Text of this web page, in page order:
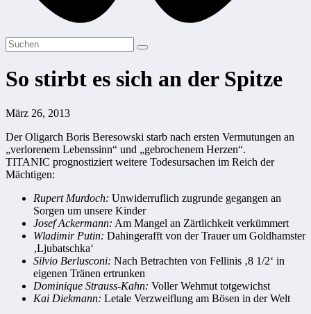
So stirbt es sich an der Spitze
März 26, 2013
Der Oligarch Boris Beresowski starb nach ersten Vermutungen an
„verlorenem Lebenssinn“ und „gebrochenem Herzen“.
TITANIC prognostiziert weitere Todesursachen im Reich der
Mächtigen:
Rupert Murdoch: Unwiderruflich zugrunde gegangen an
Sorgen um unsere Kinder
Josef Ackermann: Am Mangel an Zärtlichkeit verkümmert
Wladimir Putin: Dahingerafft von der Trauer um Goldhamster
‚Ljubatschka‘
Silvio Berlusconi: Nach Betrachten von Fellinis ‚8 1/2‘ in
eigenen Tränen ertrunken
Dominique Strauss-Kahn: Voller Wehmut totgewichst
Kai Diekmann: Letale Verzweiflung am Bösen in der Welt